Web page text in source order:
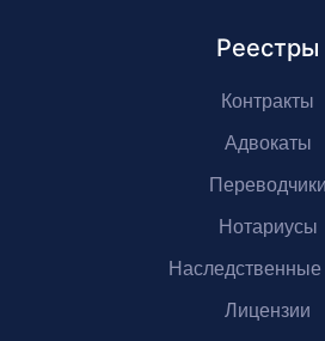
Реестры
Контракты
Адвокаты
Переводчики
Нотариусы
Наследственные
Лицензии